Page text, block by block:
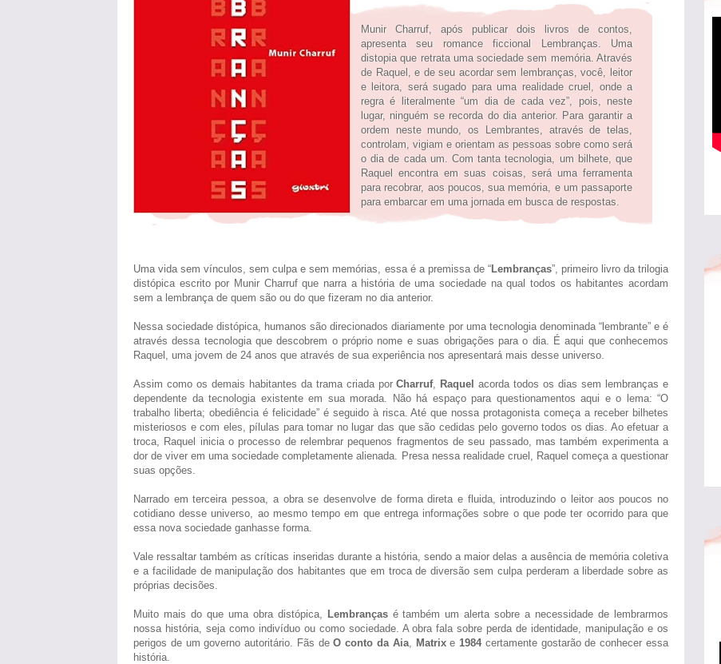
Munir Charruf, após publicar dois livros de contos,
apresenta seu romance ficcional Lembranças. Uma
distopia que retrata uma sociedade sem memória. Através
de Raquel, e de seu acordar sem lembranças, você, leitor
e leitora, será sugado para uma realidade cruel, onde a
regra é literalmente “um dia de cada vez”, pois, neste
lugar, ninguém se recorda do dia anterior. Para garantir a
ordem neste mundo, os Lembrantes, através de telas,
controlam, vigiam e orientam as pessoas sobre como será
o dia de cada um. Com tanta tecnologia, um bilhete, que
Raquel encontra em suas coisas, será uma ferramenta
para recobrar, aos poucos, sua memória, e um passaporte
para embarcar em uma jornada em busca de respostas.
Uma vida sem vínculos, sem culpa e sem memórias, essa é a premissa de “Lembranças”, primeiro livro da trilogia
distópica escrito por Munir Charruf que narra a história de uma sociedade na qual todos os habitantes acordam
sem a lembrança de quem são ou do que fizeram no dia anterior.
Nessa sociedade distópica, humanos são direcionados diariamente por uma tecnologia denominada “lembrante” e é
através dessa tecnologia que descobrem o próprio nome e suas obrigações para o dia. É aqui que conhecemos
Raquel, uma jovem de 24 anos que através de sua experiência nos apresentará mais desse universo.
Assim como os demais habitantes da trama criada porCharruf, Raquel acorda todos os dias sem lembranças e
dependente da tecnologia existente em sua morada. Não há espaço para questionamentos aqui e o lema: “O
trabalho liberta; obediência é felicidade” é seguido à risca. Até que nossa protagonista começa a receber bilhetes
misteriosos e com eles, pílulas para tomar no lugar das que são cedidas pelo governo todos os dias. Ao efetuar a
troca, Raquel inicia o processo de relembrar pequenos fragmentos de seu passado, mas também experimenta a
dor de viver em uma sociedade completamente alienada. Presa nessa realidade cruel, Raquel começa a questionar
suas opções.
Narrado em terceira pessoa, a obra se desenvolve de forma direta e fluida, introduzindo o leitor aos poucos no
cotidiano desse universo, ao mesmo tempo em que entrega informações sobre o que pode ter ocorrido para que
essa nova sociedade ganhasse forma.
Vale ressaltar também as críticas inseridas durante a história, sendo a maior delas a ausência de memória coletiva
e a facilidade de manipulação dos habitantes que em troca de diversão sem culpa perderam a liberdade sobre as
próprias decisões.
Muito mais do que uma obra distópica, Lembrançasé também um alerta sobre a necessidade de lembrarmos
nossa história, seja como indivíduo ou como sociedade. A obra fala sobre perda de identidade, manipulação e os
perigos de um governo autoritário. Fãs deO conto da Aia, Matrixe1984certamente gostarão de conhecer essa
história.